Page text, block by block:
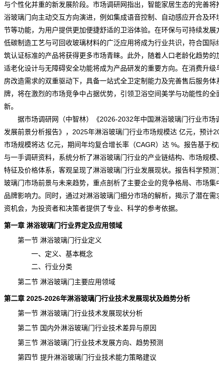
与个性化并重的新发展阶段。 市场调研网指出，智能家居生态的完善将
浴玻璃门向主动交互方向演进，例如集成语音控制、自动感应开合及环
节等功能，为用户提供更加便捷舒适的卫浴体验。在环保与可持续发展
低碳制造工艺与可回收玻璃材料的广泛应用将成为行业共识，符合国际
筑认证标准的产品将获得更多市场青睐。此外，随着人口老龄化趋势的
适老化设计与无障碍安全功能将成为产品研发的重要方向。在消费升级
房改造需求的双重驱动下，具备一站式全卫定制能力及完善售后服务体
牌，将在激烈的市场竞争中占据优势，引领卫浴空间美学与功能性的全
新。
据市场调研网（中智林）《2026-2032年中国淋浴玻璃门行业市场
发展前景分析报告》，2025年淋浴玻璃门行业市场规模达 亿元，预计
市场规模将达 亿元，期间年均复合增长率（CAGR）达 %。报告基于
与一手调研资料，系统分析了淋浴玻璃门行业的产业链结构、市场规模
特征及价格体系，客观呈现了淋浴玻璃门行业发展现状。报告科学预测
玻璃门市场前景与未来趋势，重点剖析了主要企业的竞争格局、市场集
品牌影响力。同时，通过对淋浴玻璃门细分市场的解析，揭示了潜在需
资机会，为投资者和决策者提供了专业、科学的参考依据。
第一章 淋浴玻璃门行业界定及应用领域
第一节 淋浴玻璃门行业定义
一、定义、基本概念
二、行业分类
第二节 淋浴玻璃门主要应用领域
第二章 2025-2026年淋浴玻璃门行业技术发展现状及趋势分析
第一节 淋浴玻璃门行业技术发展现状分析
第二节 国内外淋浴玻璃门行业技术差异与原因
第三节 淋浴玻璃门行业技术发展方向、趋势预测
第四节 提升淋浴玻璃门行业技术能力策略建议